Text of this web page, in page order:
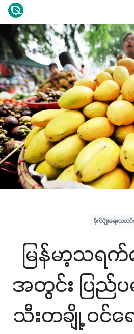
စိုက်ပျိုးရေးသတင်
မြန်မာ့သရ
အတွင်း ပြည်
သီးတချို့ ဝင်ရ